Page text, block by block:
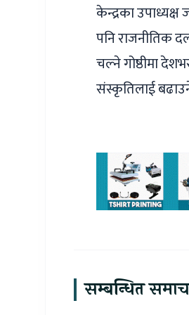
केन्द्रका
पनि राजनीतिक
चल्ने गोष्ठीमा
संस्कृतिलाई
सम्बन्धित